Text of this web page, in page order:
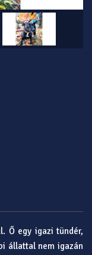
Ő egy igazi tündér,
állattal nem igazán